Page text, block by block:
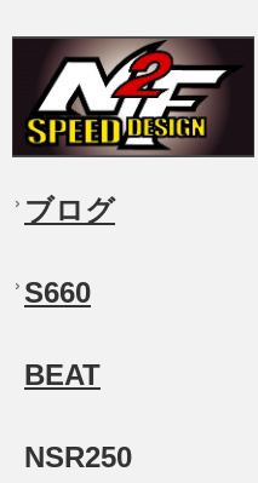
ブログ
S660
BEAT
NSR250